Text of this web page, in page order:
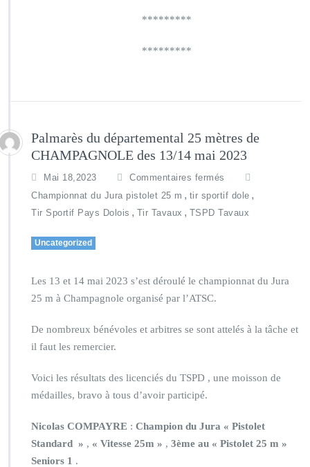
*********
*********
Palmarès du départemental 25 mètres de
CHAMPAGNOLE des 13/14 mai 2023
Mai 18,2023
Commentaires fermés
Championnat du Jura pistolet 25 m , tir sportif dole ,
Tir Sportif Pays Dolois , Tir Tavaux , TSPD Tavaux
Uncategorized
Les 13 et 14 mai 2023 s’est déroulé le championnat du Jura
25 m à Champagnole organisé par l’ATSC.
De nombreux bénévoles et arbitres se sont attelés à la tâche et
il faut les remercier.
Voici les résultats des licenciés du TSPD , une moisson de
médailles, bravo à tous d’avoir participé.
Nicolas COMPAYRE : Champion du Jura « Pistolet
Standard » , « Vitesse 25m » , 3ème au « Pistolet 25 m »
Seniors 1 .